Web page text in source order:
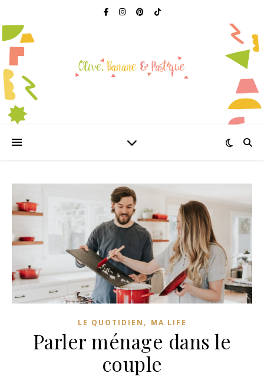
LE QUOTIDIEN , MA LIFE
Parler ménage dans le
couple